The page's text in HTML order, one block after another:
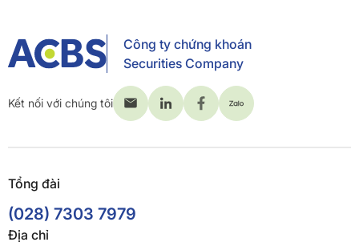
Công ty chứng khoán
Securities Company
Kết nối với chúng tôi
Tổng đài
(028) 7303 7979
Địa chỉ